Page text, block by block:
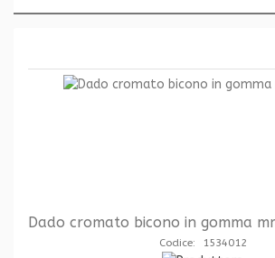
Dado cromato bicono in gomma
Codice: 1534012